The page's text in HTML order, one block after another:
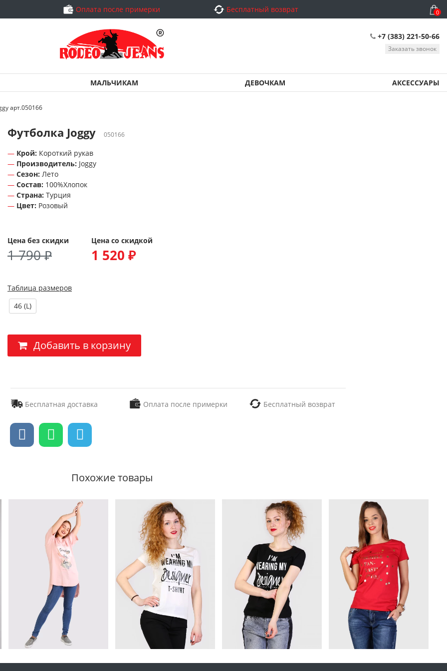
Оплата после примерки Бесплатный возврат 0
+7 (383) 221-50-66
Заказать звонок
МАЛЬЧИКАМ ДЕВОЧКАМ АКСЕССУАРЫ
арт.050166
Футболка Joggy 050166
Крой: Короткий рукав
Производитель: Joggy
Сезон: Лето
Состав: 100%Хлопок
Страна: Турция
Цвет: Розовый
Цена без скидки
1 790 ₽
Цена со скидкой
1 520 ₽
Таблица размеров
46 (L)
Добавить в корзину
Бесплатная доставка Оплата после примерки Бесплатный возврат
Похожие товары